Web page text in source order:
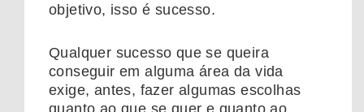
objetivo, isso é sucesso.
Qualquer sucesso que se queira
conseguir em alguma área da vida
exige, antes, fazer algumas escolhas
quanto ao que se quer e quanto ao